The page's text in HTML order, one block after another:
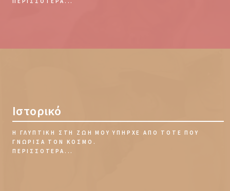
Ιστορικό
Η ΓΛΥΠΤΙΚΉ ΣΤΗ ΖΩΉ ΜΟΥ ΥΠΉΡΧΕ ΑΠΌ ΤΌΤΕ ΠΟΥ
ΓΝΏΡΙΣΑ ΤΟΝ ΚΌΣΜΟ.
ΠΕΡΙΣΣΌΤΕΡΑ...